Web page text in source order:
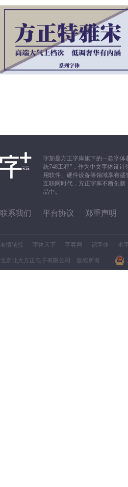
字加是方正字库旗下的一款字
统748工程”，作为中文字体设
用软件、硬件设备等领域享有盛
互联网时代，方正字库不断创新
品中。
联系我们 平台协议 郑重声明
友情链接 字体天下 字客网 识字体 求
北京北大方正电子有限公司 版权所有